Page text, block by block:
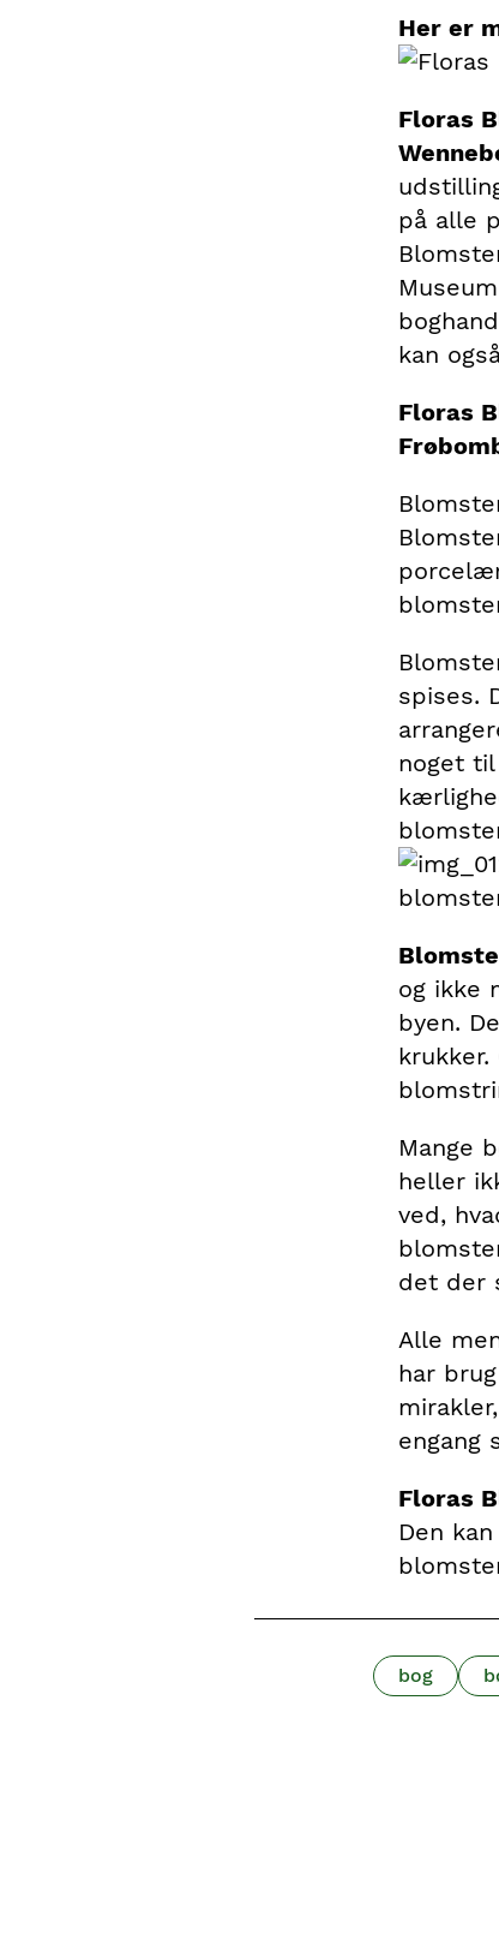
Her er
Floras
på alle
kan
Floras
spises.
noget
og ikke
byen.
Mange
heller
ved,
det der
Alle
har
engang
Floras
Den
bog